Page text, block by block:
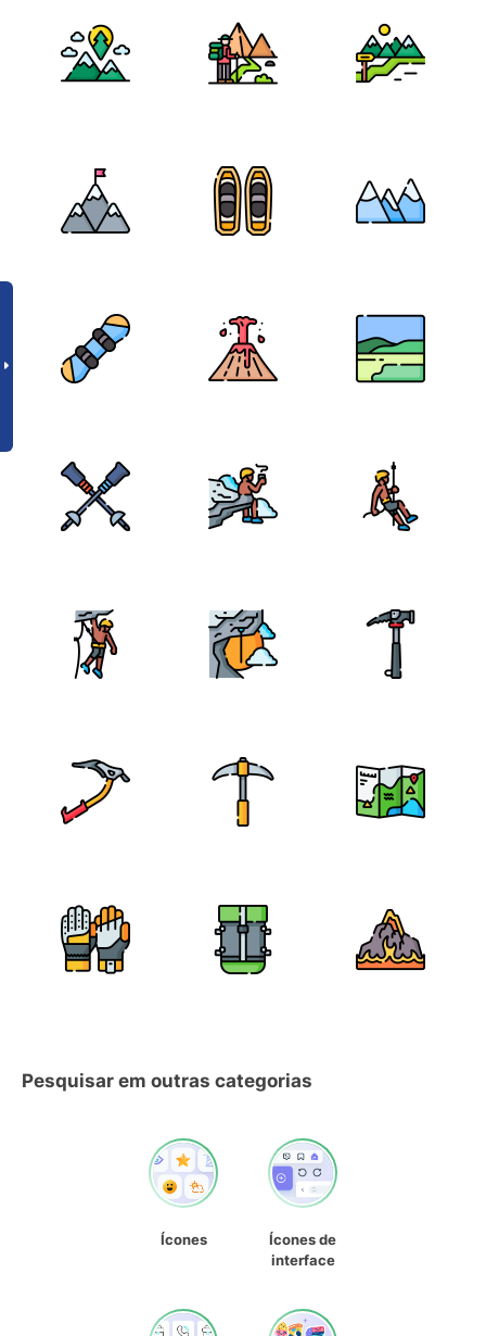
Pesquisar em outras categorias
Ícones
Ícones de
interface